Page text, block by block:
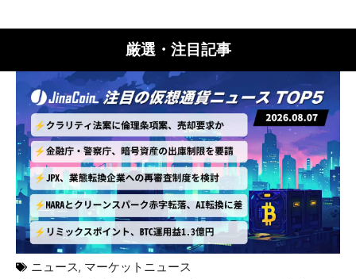
厳選・注目記事
ニュース, マーケットニュース